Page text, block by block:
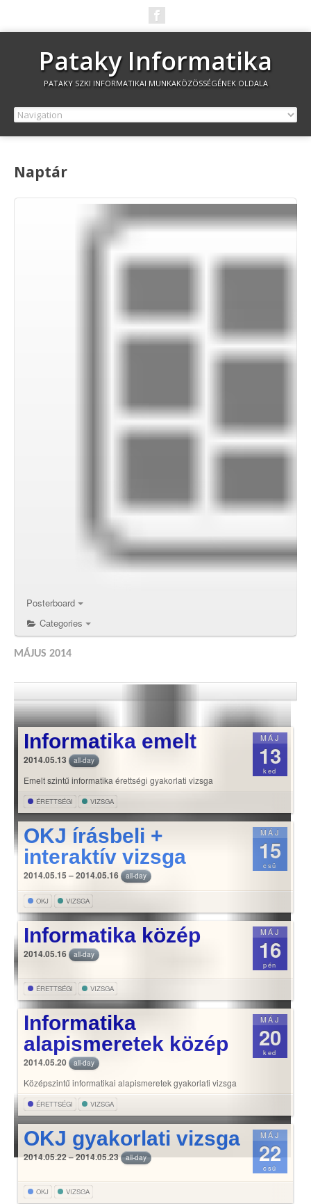
Pataky Informatika
PATAKY SZKI INFORMATIKAI MUNKAKÖZÖSSÉGÉNEK OLDALA
Naptár
Posterboard
Categories
MÁJUS 2014
MÁJ
13
ked
Informatika emelt
2014.05.13 all-day
Emelt szintű informatika érettségi gyakorlati vizsga
ÉRETTSÉGI VIZSGA
MÁJ
15
csü
OKJ írásbeli +
interaktív vizsga
2014.05.15 – 2014.05.16 all-day
OKJ VIZSGA
MÁJ
16
pén
Informatika közép
2014.05.16 all-day
ÉRETTSÉGI VIZSGA
MÁJ
20
ked
Informatika
alapismeretek közép
2014.05.20 all-day
Középszintű informatikai alapismeretek gyakorlati vizsga
ÉRETTSÉGI VIZSGA
MÁJ
22
csü
OKJ gyakorlati vizsga
2014.05.22 – 2014.05.23 all-day
OKJ VIZSGA